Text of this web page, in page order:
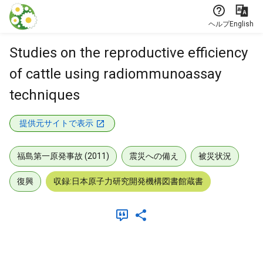
本文に飛ぶ
ヘルプEnglish
Studies on the reproductive efficiency
of cattle using radiommunoassay
techniques
提供元サイトで表示
福島第一原発事故 (2011) 震災への備え 被災状況
復興 収録:日本原子力研究開発機構図書館蔵書